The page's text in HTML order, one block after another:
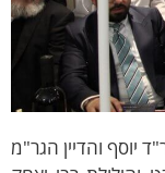
והדיין הגר"מ